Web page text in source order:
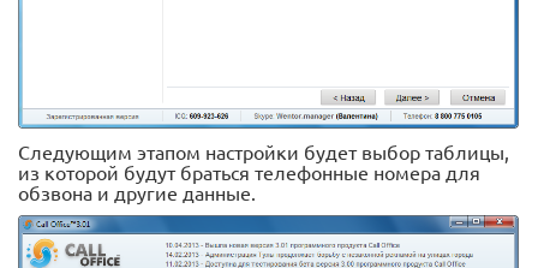
Следующим этапом настройки будет выбор таблицы,
из которой будут браться телефонные номера для
обзвона и другие данные.